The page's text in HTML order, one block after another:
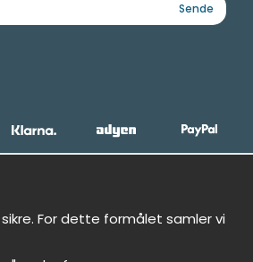
Sende
For dette formålet samler vi